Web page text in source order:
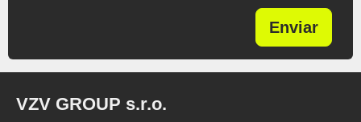
Enviar
VZV GROUP s.r.o.